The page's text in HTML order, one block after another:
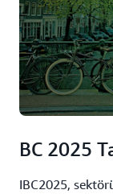
BC 2025
IBC2025,